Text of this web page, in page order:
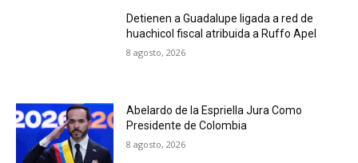
Detienen a Guadalupe ligada a red de
huachicol fiscal atribuida a Ruffo Apel
8 agosto, 2026
Abelardo de la Espriella Jura Como
Presidente de Colombia
8 agosto, 2026